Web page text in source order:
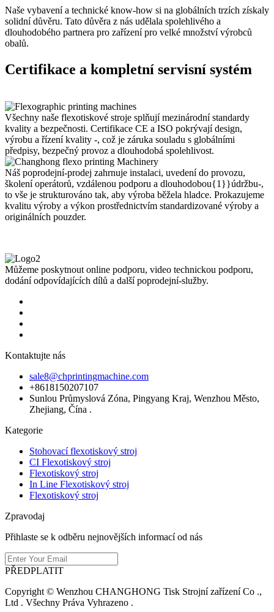
Naše vybavení a technické know-how si na globálních trzích získaly
solidní důvěru. Tato důvěra z nás udělala spolehlivého a
dlouhodobého partnera pro zařízení pro velké množství výrobců
obalů.
Certifikace a kompletní servisní systém
Všechny naše flexotiskové stroje splňují mezinárodní standardy
kvality a bezpečnosti. Certifikace CE a ISO pokrývají design,
výrobu a řízení kvality -, což je záruka souladu s globálními
předpisy, bezpečný provoz a dlouhodobá spolehlivost.
Náš poprodejní-prodej zahrnuje instalaci, uvedení do provozu,
školení operátorů, vzdálenou podporu a dlouhodobou{1}}údržbu-,
to vše je strukturováno tak, aby výroba běžela hladce. Prokazujeme
kvalitu výroby a výkon prostřednictvím standardizované výroby a
originálních pouzder.
Můžeme poskytnout online podporu, video technickou podporu,
dodání odpovídajících dílů a další poprodejní-služby.
Kontaktujte nás
sale8@chprintingmachine.com
+8618150207107
Sunlou Průmyslová Zóna, Pingyang Kraj, Wenzhou Město,
Zhejiang, Čína .
Kategorie
Stohovací flexotiskový stroj
CI Flexotiskový stroj
Flexotiskový stroj
In Line Flexotiskový stroj
Flexotiskový stroj
Zpravodaj
Přihlaste se k odběru nejnovějších informací od nás
PŘEDPLATIT
Copyright © Wenzhou CHANGHONG Tisk Strojní zařízení Co .,
Ltd . Všechny Práva Vyhrazeno .